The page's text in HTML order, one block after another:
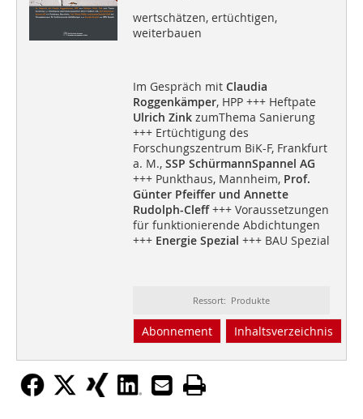
wertschätzen, ertüchtigen,
weiterbauen
Im Gespräch mit Claudia
Roggenkämper, HPP +++ Heftpate
Ulrich ZinkzumThema Sanierung
+++ Ertüchtigung des
Forschungszentrum BiK-F, Frankfurt
a. M., SSP SchürmannSpannel AG
+++ Punkthaus, Mannheim, Prof.
Günter Pfeiffer und Annette
Rudolph-Cleff+++ Voraussetzungen
für funktionierende Abdichtungen
+++ Energie Spezial +++ BAU Spezial
Ressort: Produkte
Abonnement Inhaltsverzeichnis